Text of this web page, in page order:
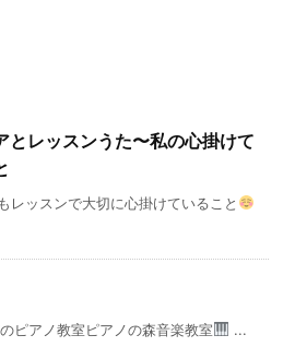
とレッスンうた〜私の心掛けて
レッスンで大切に心掛けていること
ピアノ教室ピアノの森音楽教室 ...